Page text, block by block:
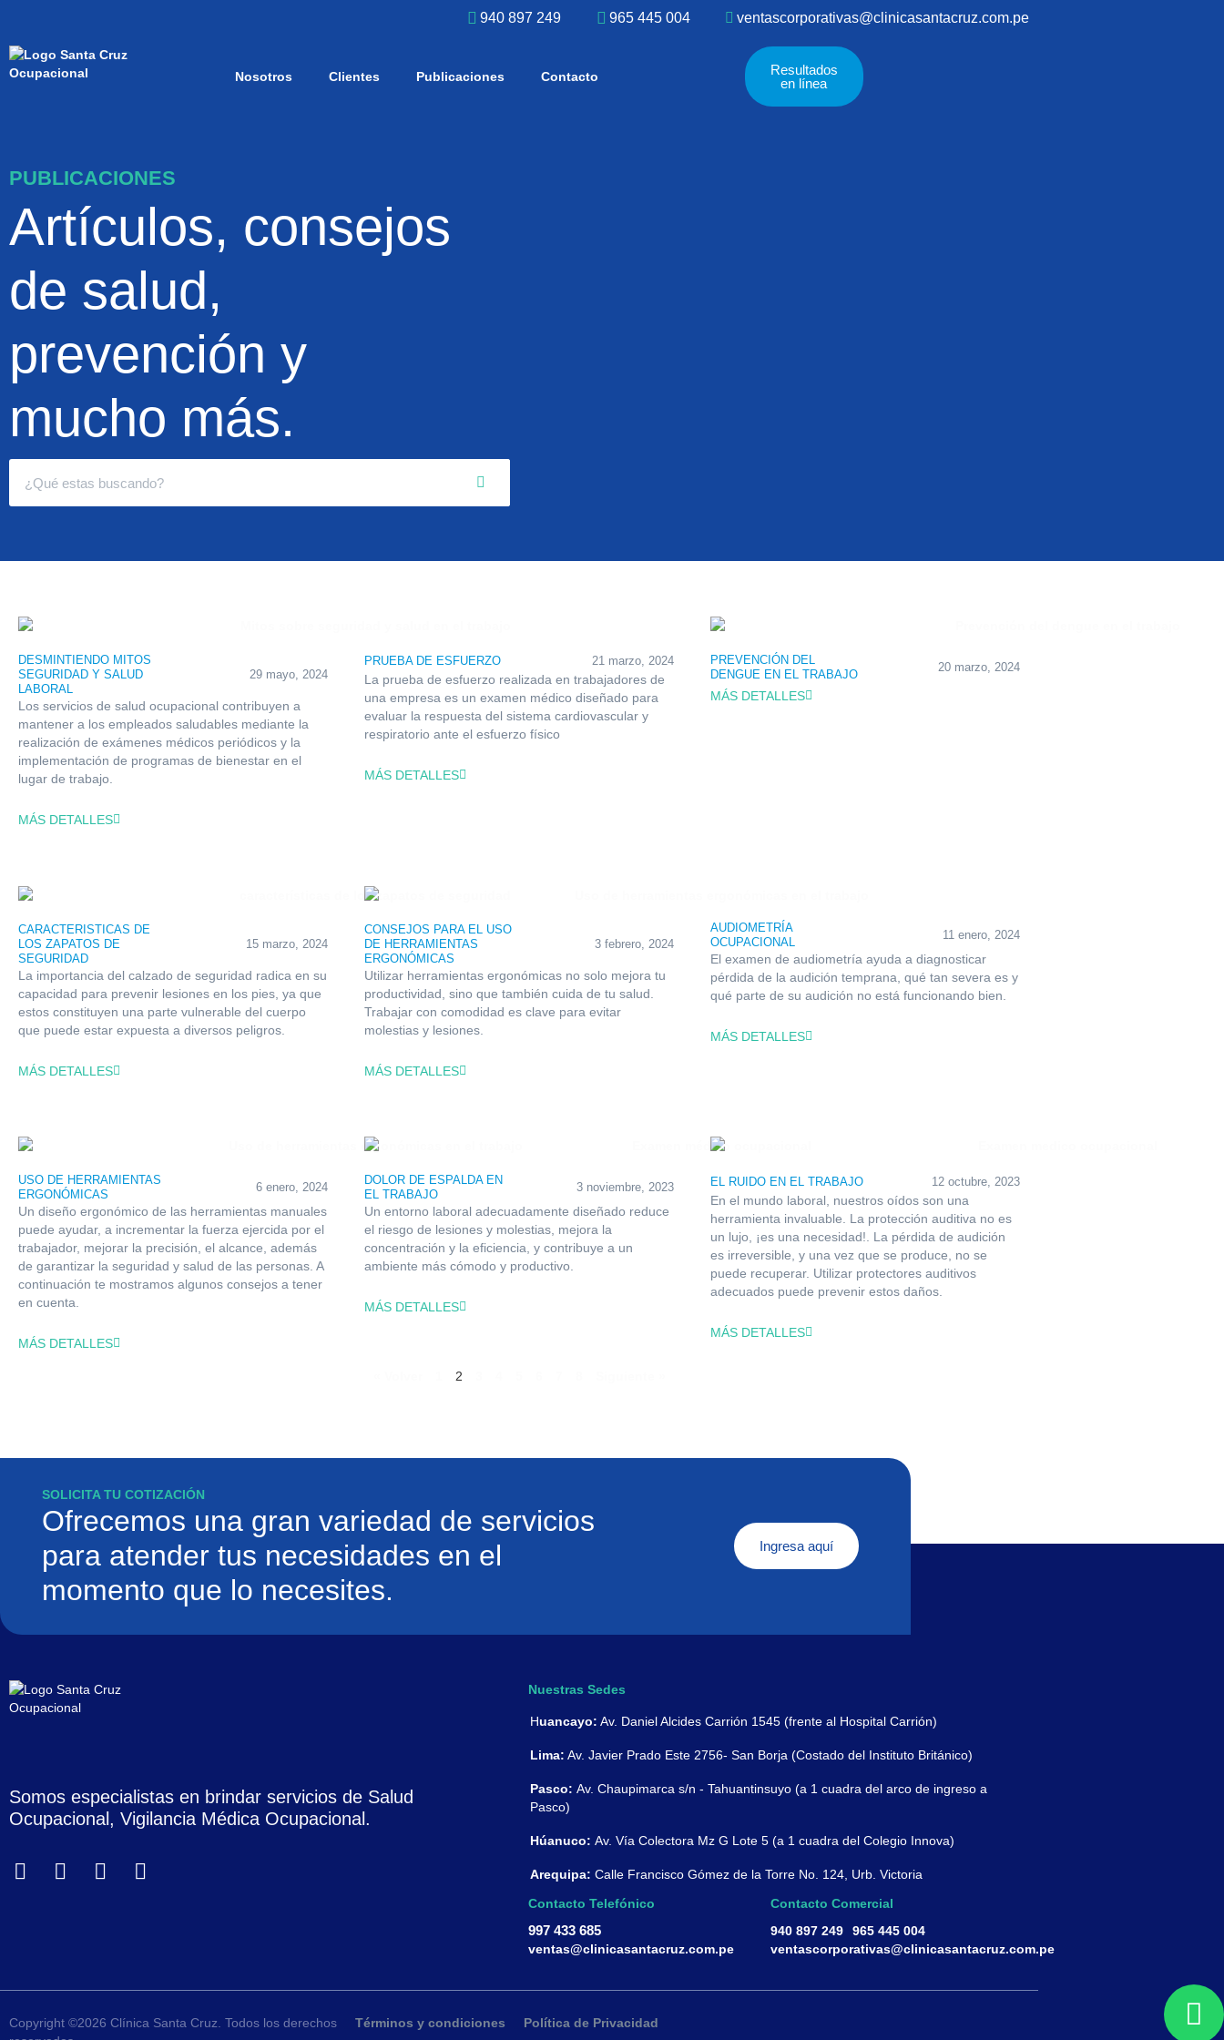
940 897 249 965 445 004 ventascorporativas@clinicasantacruz.com.pe
Nosotros Clientes Publicaciones Contacto
Resultados
en línea
PUBLICACIONES
Artículos, consejos
de salud,
prevención y
mucho más.
DESMINTIENDO MITOS
SEGURIDAD Y SALUD
LABORAL
29 mayo, 2024
Los servicios de salud ocupacional contribuyen a
mantener a los empleados saludables mediante la
realización de exámenes médicos periódicos y la
implementación de programas de bienestar en el
lugar de trabajo.
MÁS DETALLES
PRUEBA DE ESFUERZO 21 marzo, 2024
La prueba de esfuerzo realizada en trabajadores de
una empresa es un examen médico diseñado para
evaluar la respuesta del sistema cardiovascular y
respiratorio ante el esfuerzo físico
MÁS DETALLES
PREVENCIÓN DEL
DENGUE EN EL TRABAJO
20 marzo, 2024
MÁS DETALLES
CARACTERISTICAS DE
LOS ZAPATOS DE
SEGURIDAD
15 marzo, 2024
La importancia del calzado de seguridad radica en su
capacidad para prevenir lesiones en los pies, ya que
estos constituyen una parte vulnerable del cuerpo
que puede estar expuesta a diversos peligros.
MÁS DETALLES
CONSEJOS PARA EL USO
DE HERRAMIENTAS
ERGONÓMICAS
3 febrero, 2024
Utilizar herramientas ergonómicas no solo mejora tu
productividad, sino que también cuida de tu salud.
Trabajar con comodidad es clave para evitar
molestias y lesiones.
MÁS DETALLES
AUDIOMETRÍA
OCUPACIONAL
11 enero, 2024
El examen de audiometría ayuda a diagnosticar
pérdida de la audición temprana, qué tan severa es y
qué parte de su audición no está funcionando bien.
MÁS DETALLES
USO DE HERRAMIENTAS
ERGONÓMICAS
6 enero, 2024
Un diseño ergonómico de las herramientas manuales
puede ayudar, a incrementar la fuerza ejercida por el
trabajador, mejorar la precisión, el alcance, además
de garantizar la seguridad y salud de las personas. A
continuación te mostramos algunos consejos a tener
en cuenta.
MÁS DETALLES
DOLOR DE ESPALDA EN
EL TRABAJO
3 noviembre, 2023
Un entorno laboral adecuadamente diseñado reduce
el riesgo de lesiones y molestias, mejora la
concentración y la eficiencia, y contribuye a un
ambiente más cómodo y productivo.
MÁS DETALLES
EL RUIDO EN EL TRABAJO 12 octubre, 2023
En el mundo laboral, nuestros oídos son una
herramienta invaluable. La protección auditiva no es
un lujo, ¡es una necesidad!. La pérdida de audición
es irreversible, y una vez que se produce, no se
puede recuperar. Utilizar protectores auditivos
adecuados puede prevenir estos daños.
MÁS DETALLES
2
SOLICITA TU COTIZACIÓN
Ofrecemos una gran variedad de servicios
para atender tus necesidades en el
momento que lo necesites.
Ingresa aquí
Somos especialistas en brindar servicios de Salud
Ocupacional, Vigilancia Médica Ocupacional.
Nuestras Sedes
Huancayo: Av. Daniel Alcides Carrión 1545 (frente al Hospital Carrión)
Lima: Av. Javier Prado Este 2756- San Borja (Costado del Instituto Británico)
Pasco: Av. Chaupimarca s/n - Tahuantinsuyo (a 1 cuadra del arco de ingreso a
Pasco)
Húanuco: Av. Vía Colectora Mz G Lote 5 (a 1 cuadra del Colegio Innova)
Arequipa: Calle Francisco Gómez de la Torre No. 124, Urb. Victoria
Contacto Telefónico
997 433 685
ventas@clinicasantacruz.com.pe
Contacto Comercial
940 897 249
965 445 004
ventascorporativas@clinicasantacruz.com.pe
Copyright ©2026 Clínica Santa Cruz. Todos los derechos
Términos y condiciones Política de Privacidad